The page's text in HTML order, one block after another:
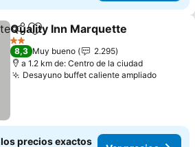
CompartirAgregar a favoritos
Quality Inn Marquette
2 Estrellas
8,3 Muy bueno
2.295
a 1.2 km de: Centro de la ciudad
Desayuno buffet caliente ampliado
precios exactos